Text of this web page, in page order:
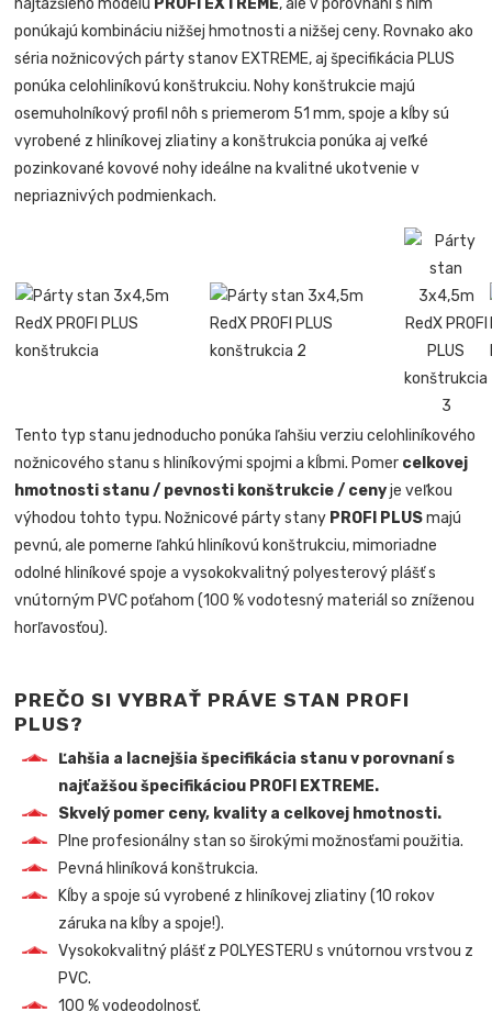
ponúkajú kombináciu nižšej hmotnosti a nižšej ceny. Rovnako ako
séria nožnicových párty stanov EXTREME, aj špecifikácia PLUS
ponúka celohliníkovú konštrukciu. Nohy konštrukcie majú
osemuholníkový profil nôh s priemerom 51 mm, spoje a kĺby sú
vyrobené z hliníkovej zliatiny a konštrukcia ponúka aj veľké
pozinkované kovové nohy ideálne na kvalitné ukotvenie v
nepriaznivých podmienkach.
Tento typ stanu jednoducho ponúka ľahšiu verziu celohliníkového
nožnicového stanu s hliníkovými spojmi a kĺbmi. Pomer celkovej
hmotnosti stanu / pevnosti konštrukcie / cenyje veľkou
výhodou tohto typu. Nožnicové párty stany PROFI PLUSmajú
pevnú, ale pomerne ľahkú hliníkovú konštrukciu, mimoriadne
odolné hliníkové spoje a vysokokvalitný polyesterový plášť s
vnútorným PVC poťahom (100 % vodotesný materiál so zníženou
horľavosťou).
PREČO SI VYBRAŤ PRÁVE STAN PROFI
PLUS?
Ľahšia a lacnejšia špecifikácia stanu v porovnaní s
najťažšou špecifikáciou PROFI EXTREME.
Skvelý pomer ceny, kvality a celkovej hmotnosti.
Plne profesionálny stan so širokými možnosťami použitia.
Pevná hliníková konštrukcia.
Kĺby a spoje sú vyrobené z hliníkovej zliatiny (10 rokov
záruka na kĺby a spoje!).
Vysokokvalitný plášť z POLYESTERU s vnútornou vrstvou z
PVC.
100 % vodeodolnosť.